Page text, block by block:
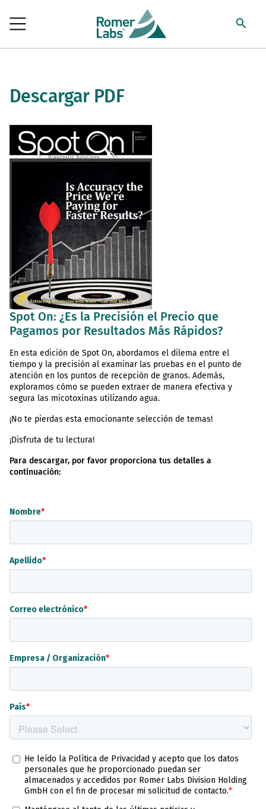
Descargar PDF
Spot On: ¿Es la Precisión el Precio que
Pagamos por Resultados Más Rápidos?
En esta edición de Spot On, abordamos el dilema entre el
tiempo y la precisión al examinar las pruebas en el punto de
atención en los puntos de recepción de granos. Además,
exploramos cómo se pueden extraer de manera efectiva y
segura las micotoxinas utilizando agua.
¡No te pierdas esta emocionante selección de temas!
¡Disfruta de tu lectura!
Para descargar, por favor proporciona tus detalles a
continuación: